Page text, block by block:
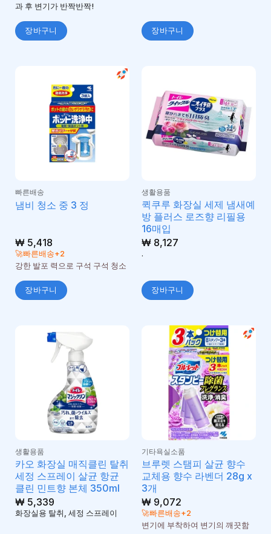
과 후 변기가 반짝반짝!
장바구니 장바구니
빠른배송
냄비 청소 중 3 정
₩5,418
🚀빠른배송+2
강한 발포 력으로 구석 구석 청소
장바구니
생활용품
퀵쿠루 화장실 세제 냄새예
방 플러스 로즈향 리필용
16매입
₩8,127
.
장바구니
생활용품
카오 화장실 매직클린 탈취
세정 스프레이 살균 항균
클린 민트향 본체 350ml
₩5,339
화장실용 탈취, 세정 스프레이
기타욕실소품
브루렛 스탬피 살균 향수
교체용 향수 라벤더 28g x
3개
₩9,072
🚀빠른배송+2
변기에 부착하여 변기의 깨끗함